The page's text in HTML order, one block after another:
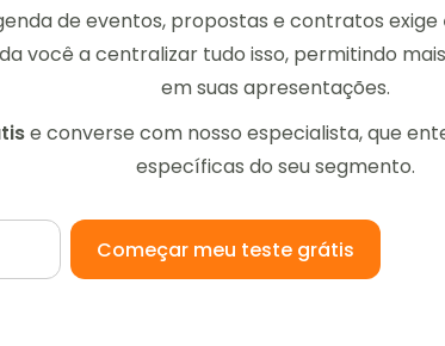
de eventos, propostas e contratos exige
você a centralizar tudo isso, permitindo
em suas apresentações.
e converse com nosso especialista, que
específicas do seu segmento.
Começar meu teste grátis